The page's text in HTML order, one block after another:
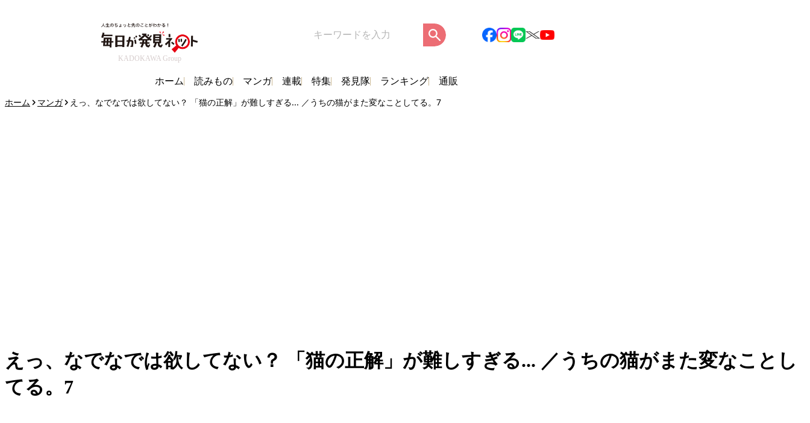
KADOKAWA Group
ホーム 読みもの マンガ 連載 特集 発見隊 ランキング 通販
ホーム マンガ えっ、なでなでは欲してない？ 「猫の正解」が難しすぎる... ／うちの猫がまた変なことしてる。7
えっ、なでなでは欲してない？ 「猫の正解」が難しすぎる... ／うちの猫がまた変なことし
てる。7